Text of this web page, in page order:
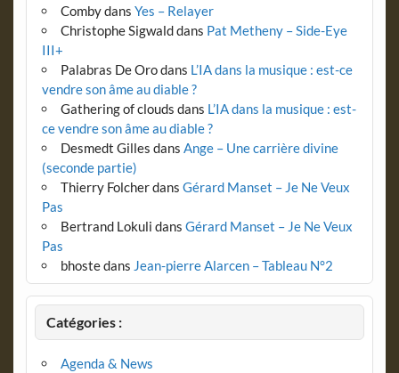
Combydans Yes – Relayer
Christophe Sigwalddans Pat Metheny – Side-Eye
III+
Palabras De Orodans L’IA dans la musique : est-ce
vendre son âme au diable ?
Gathering of clouds dans L’IA dans la musique : est-
ce vendre son âme au diable ?
Desmedt Gilles dans Ange – Une carrière divine
(seconde partie)
Thierry Folcherdans Gérard Manset – Je Ne Veux
Pas
Bertrand Lokuli dans Gérard Manset – Je Ne Veux
Pas
bhostedans Jean-pierre Alarcen – Tableau N°2
Catégories :
Agenda & News